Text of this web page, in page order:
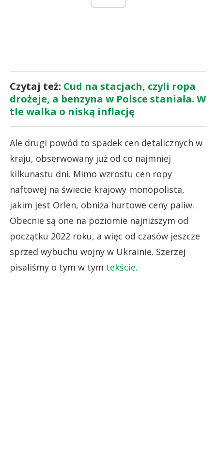
Czytaj też: Cud na stacjach, czyli ropa
drożeje, a benzyna w Polsce staniała. W
tle walka o niską inflację
Ale drugi powód to spadek cen detalicznych w
kraju, obserwowany już od co najmniej
kilkunastu dni. Mimo wzrostu cen ropy
naftowej na świecie krajowy monopolista,
jakim jest Orlen, obniża hurtowe ceny paliw.
Obecnie są one na poziomie najniższym od
początku 2022 roku, a więc od czasów jeszcze
sprzed wybuchu wojny w Ukrainie. Szerzej
pisaliśmy o tym w tym tekście.